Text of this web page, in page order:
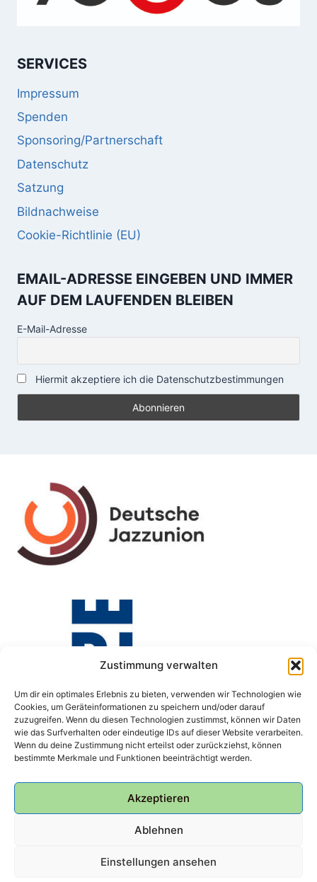
Zustimmung verwalten
Um dir ein optimales Erlebnis zu bieten, verwenden wir Technologien wie
Cookies, um Geräteinformationen zu speichern und/oder darauf
zuzugreifen. Wenn du diesen Technologien zustimmst, können wir Daten
wie das Surfverhalten oder eindeutige IDs auf dieser Website verarbeiten.
Wenn du deine Zustimmung nicht erteilst oder zurückziehst, können
bestimmte Merkmale und Funktionen beeinträchtigt werden.
Akzeptieren
Ablehnen
Einstellungen ansehen
SERVICES
Impressum
Spenden
Sponsoring/Partnerschaft
Datenschutz
Satzung
Bildnachweise
Cookie-Richtlinie (EU)
EMAIL-ADRESSE EINGEBEN UND IMMER
AUF DEM LAUFENDEN BLEIBEN
E-Mail-Adresse
Hiermit akzeptiere ich die Datenschutzbestimmungen
© 2026 Bunker Ulmenwall